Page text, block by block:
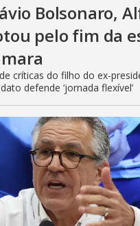
Bolsonaro,
pelo fim da
críticas do filho do ex-
defende ‘jornada flexível’